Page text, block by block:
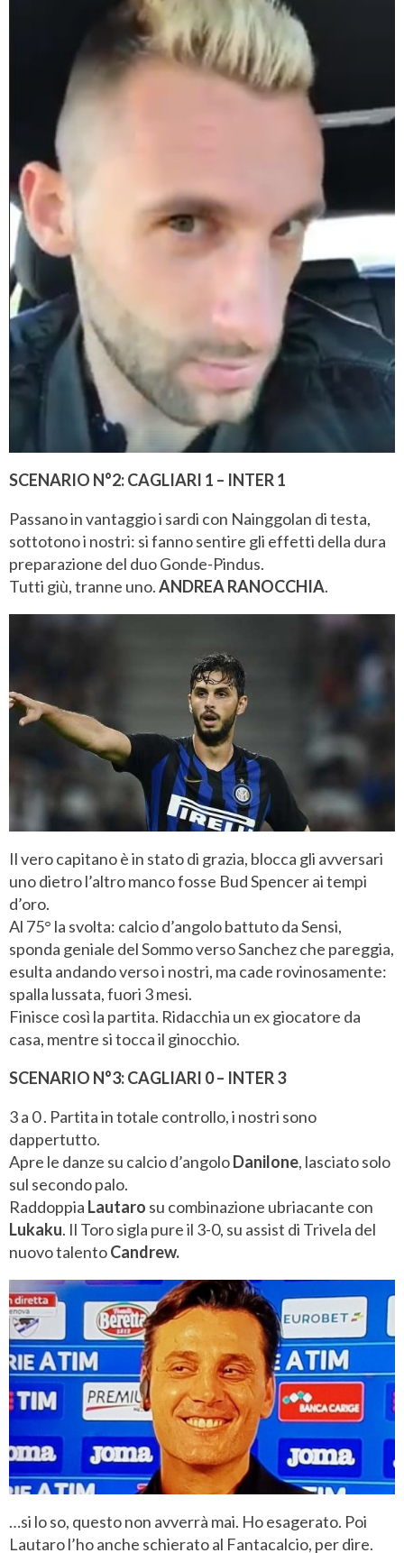
SCENARIO N°2: CAGLIARI 1 – INTER 1
Passano in vantaggio i sardi con Nainggolan di testa,
sottotono i nostri: si fanno sentire gli effetti della dura
preparazione del duo Gonde-Pindus.
Tutti giù, tranne uno.ANDREA RANOCCHIA.
Il vero capitano è in stato di grazia, blocca gli avversari
uno dietro l’altro manco fosse Bud Spencer ai tempi
d’oro.
Al 75° la svolta: calcio d’angolo battuto da Sensi,
sponda geniale del Sommo verso Sanchez che pareggia,
esulta andando verso i nostri, ma cade rovinosamente:
spalla lussata, fuori 3 mesi.
Finisce così la partita. Ridacchia un ex giocatore da
casa, mentre si tocca il ginocchio.
SCENARIO N°3: CAGLIARI 0 – INTER 3
3 a 0 . Partita in totale controllo, i nostri sono
dappertutto.
Apre le danze su calcio d’angoloDanilone, lasciato solo
sul secondo palo.
Raddoppia Lautaro su combinazione ubriacante con
Lukaku. Il Toro sigla pure il 3-0, su assist di Trivela del
nuovo talentoCandrew.
…si lo so, questo non avverrà mai. Ho esagerato. Poi
Lautaro l’ho anche schierato al Fantacalcio, per dire.